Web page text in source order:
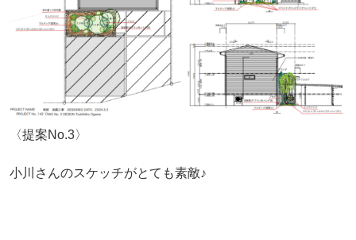
〈提案No.3〉
小川さんのスケッチがとても素敵♪